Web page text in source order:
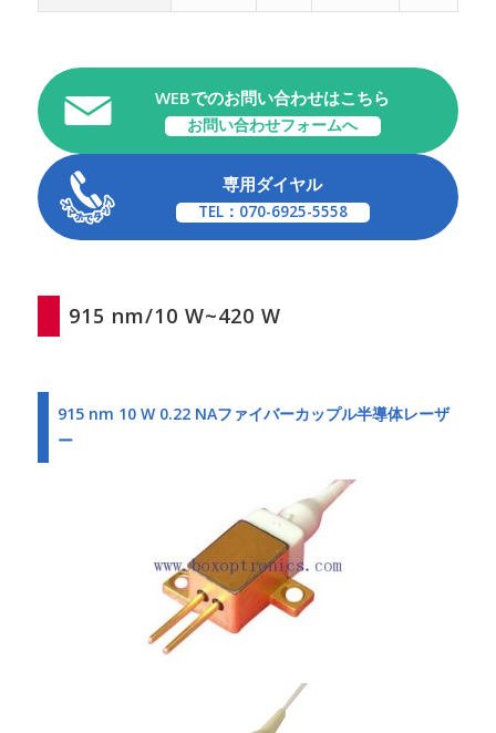
WEBでのお問い合わせはこちら
お問い合わせフォームへ
専用ダイヤル
TEL：070-6925-5558
915 nm/10 W~420 W
915 nm 10 W 0.22 NAファイバーカップル半導体レーザ
ー